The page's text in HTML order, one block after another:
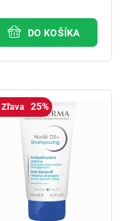
DO KOŠÍKA
Zľava 25%